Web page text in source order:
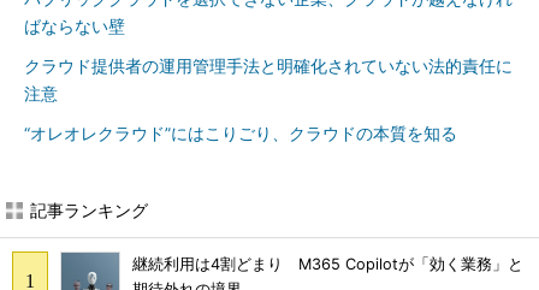
ばならない壁
クラウド提供者の運用管理手法と明確化されていない法的責任に
注意
“オレオレクラウド”にはこりごり、クラウドの本質を知る
記事ランキング
継続利用は4割どまり M365 Copilotが「効く業務」と